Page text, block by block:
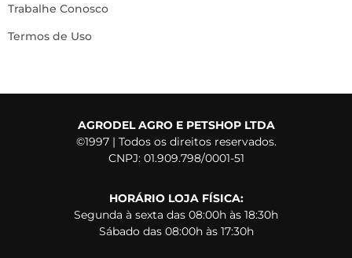
Trabalhe Conosco
Termos de Uso
AGRODEL AGRO E PETSHOP LTDA
©1997 | Todos os direitos reservados.
CNPJ: 01.909.798/0001-51
HORÁRIO LOJA FÍSICA:
Segunda à sexta das 08:00h às 18:30h
Sábado das 08:00h às 17:30h